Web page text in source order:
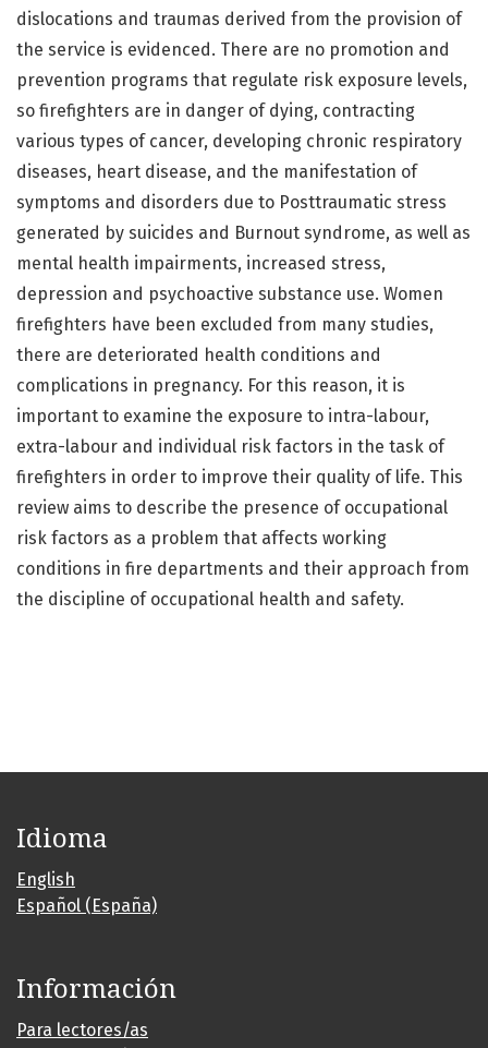
dislocations and traumas derived from the provision of
the service is evidenced. There are no promotion and
prevention programs that regulate risk exposure levels,
so firefighters are in danger of dying, contracting
various types of cancer, developing chronic respiratory
diseases, heart disease, and the manifestation of
symptoms and disorders due to Posttraumatic stress
generated by suicides and Burnout syndrome, as well as
mental health impairments, increased stress,
depression and psychoactive substance use. Women
firefighters have been excluded from many studies,
there are deteriorated health conditions and
complications in pregnancy. For this reason, it is
important to examine the exposure to intra-labour,
extra-labour and individual risk factors in the task of
firefighters in order to improve their quality of life. This
review aims to describe the presence of occupational
risk factors as a problem that affects working
conditions in fire departments and their approach from
the discipline of occupational health and safety.
Idioma
English
Español (España)
Información
Para lectores/as